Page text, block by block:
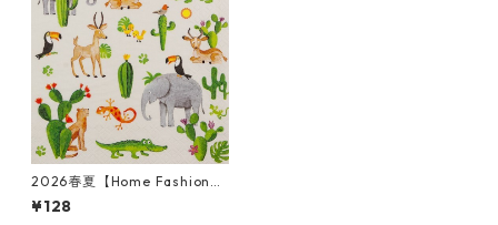
2026春夏【Home Fashion】
バラ売り2枚 ランチサイズ ペ
ーパーナプキン Wild Animals
¥128